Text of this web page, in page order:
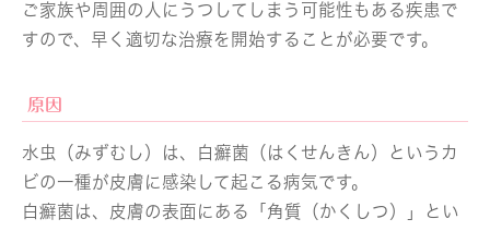
ご家族や周囲の人にうつしてしまう可能性もある疾患で
すので、早く適切な治療を開始することが必要です。
原因
水虫（みずむし）は、白癬菌（はくせんきん）というカ
ビの一種が皮膚に感染して起こる病気です。
白癬菌は、皮膚の表面にある「角質（かくしつ）」とい